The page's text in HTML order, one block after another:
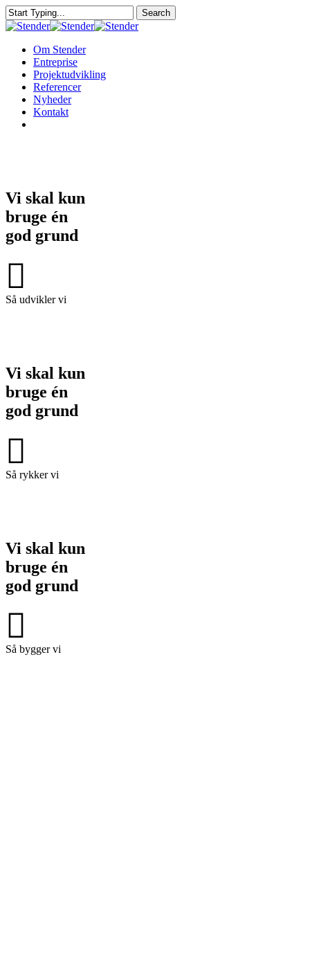
Skip
to
content
Search
Close
Menu
Om Stender
Entreprise
Projektudvikling
Referencer
Nyheder
Kontakt
Vi skal kun
bruge én
god grund
Så udvikler vi
Vi skal kun
bruge én
god grund
Så rykker vi
Vi skal kun
bruge én
god grund
Så bygger vi